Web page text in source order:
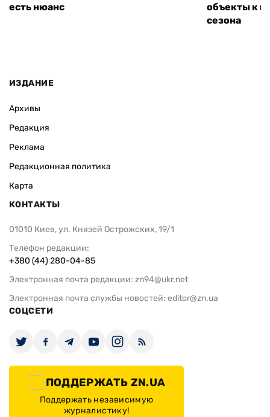
есть нюанс
объекты к
сезона
ИЗДАНИЕ
Архивы
Редакция
Реклама
Редакционная политика
Карта
КОНТАКТЫ
01010 Киев, ул. Князей Острожских, 19/1
Телефон редакции:
+380 (44) 280-04-85
Электронная почта редакции: zn94@ukr.net
Электронная почта службы новостей: editor@zn.ua
СОЦСЕТИ
ПОДДЕРЖАТЬ ZN.UA
Поддержать независимую
журналистику!